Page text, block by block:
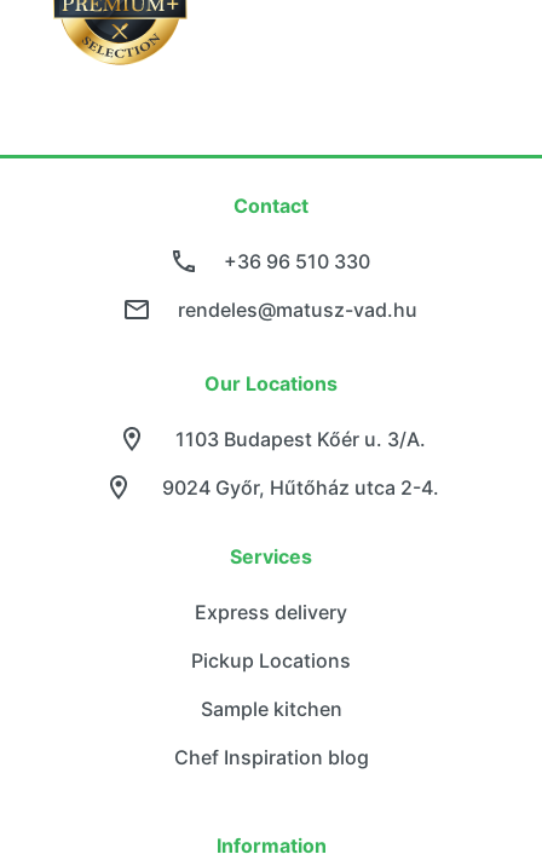
Contact
+36 96 510 330
rendeles@matusz-vad.hu
Our Locations
9024 Győr, Hűtőház utca 2-4.
1103 Budapest Kőér u. 3/A.
Services
Express delivery
Pickup Locations
Sample kitchen
Chef Inspiration blog
Information